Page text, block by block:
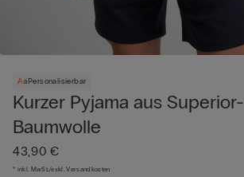
Personalisierbar
Kurzer Pyjama aus Superior-
Baumwolle
43,90 €
* inkl. MwSt./exkl. Versandkosten